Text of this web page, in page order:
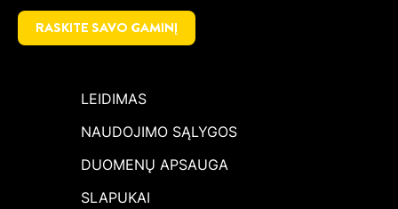
RASKITE SAVO GAMINĮ
LEIDIMAS
NAUDOJIMO SĄLYGOS
DUOMENŲ APSAUGA
SLAPUKAI